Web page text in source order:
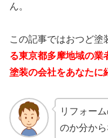
ん。
この記事ではおつど塗
る東京都多摩地域の業
塗装の会社をあなたに
リフォー
のか分か